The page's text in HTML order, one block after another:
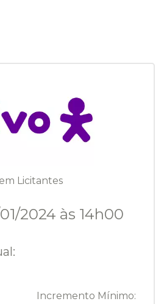
Licitantes
2024 às 14h00
Incremento Mínimo: